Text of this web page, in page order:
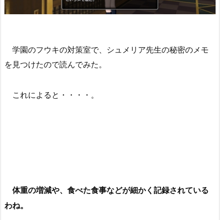
学園のフウキの対策室で、シュメリア先生の秘密のメモ
を見つけたので読んでみた。
これによると・・・・。
体重の増減や、食べた食事などが細かく記録されている
わね。